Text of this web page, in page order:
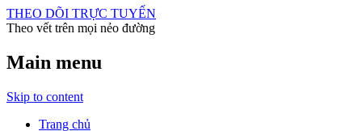
THEO DÕI TRỰC TUYẾN
Theo vết trên mọi nẻo đường
Main menu
Skip to content
Trang chủ